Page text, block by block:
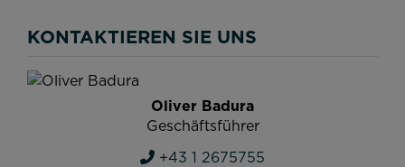
KONTAKTIEREN SIE UNS
Oliver Badura
Geschäftsführer
+43 1 2675755